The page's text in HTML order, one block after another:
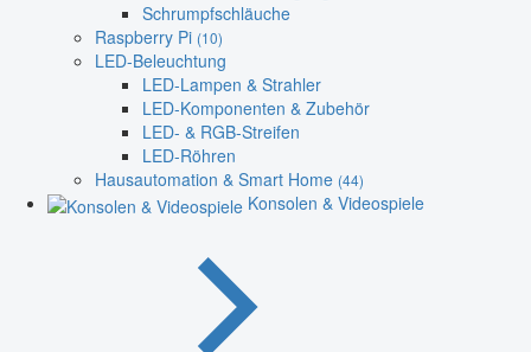
Schrumpfschläuche
Raspberry Pi (10)
LED-Beleuchtung
LED-Lampen & Strahler
LED-Komponenten & Zubehör
LED- & RGB-Streifen
LED-Röhren
Hausautomation & Smart Home (44)
Konsolen & Videospiele